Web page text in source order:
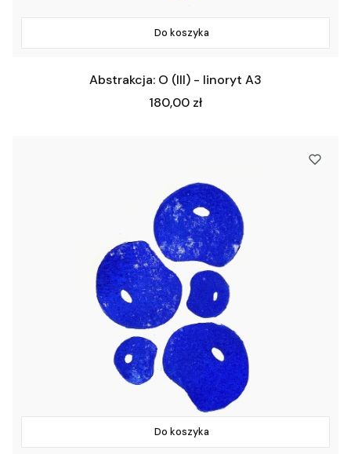
Do koszyka
Abstrakcja: O (III) - linoryt A3
Cena
180,00 zł
Do koszyka